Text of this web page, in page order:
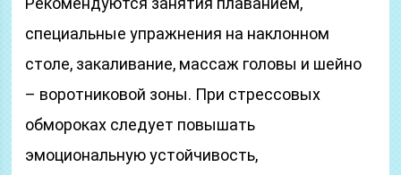
специальные упражнения на наклонном
столе, закаливание, массаж головы и шейно
– воротниковой зоны. При стрессовых
обмороках следует повышать
эмоциональную устойчивость,